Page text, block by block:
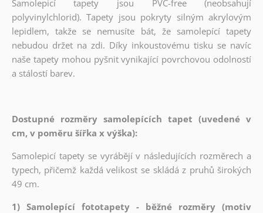
Samolepicí tapety jsou PVC-free (neobsahují
polyvinylchlorid). Tapety jsou pokryty silným akrylovým
lepidlem, takže se nemusíte bát, že samolepící tapety
nebudou držet na zdi. Díky inkoustovému tisku se navíc
naše tapety mohou pyšnit vynikající povrchovou odolností
a stálostí barev.
Dostupné rozměry samolepících tapet (uvedené v
cm, v poměru šířka x výška):
Samolepicí tapety se vyrábějí v následujících rozměrech a
typech, přičemž každá velikost se skládá z pruhů širokých
49 cm.
1) Samolepící fototapety - běžné rozměry (motiv